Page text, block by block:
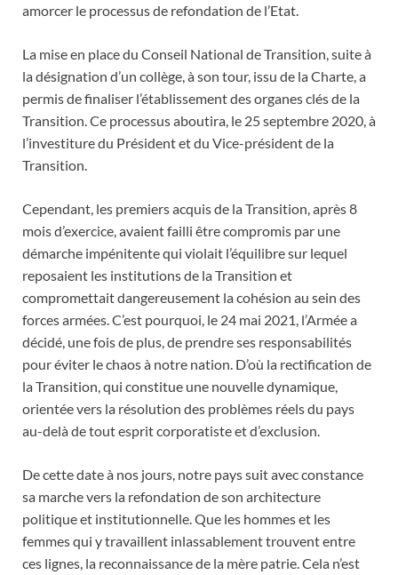
amorcer le processus de refondation de l’Etat.
La mise en place du Conseil National de Transition, suite à
la désignation d’un collège, à son tour, issu de la Charte, a
permis de finaliser l’établissement des organes clés de la
Transition. Ce processus aboutira, le 25 septembre 2020, à
l’investiture du Président et du Vice-président de la
Transition.
Cependant, les premiers acquis de la Transition, après 8
mois d’exercice, avaient failli être compromis par une
démarche impénitente qui violait l’équilibre sur lequel
reposaient les institutions de la Transition et
compromettait dangereusement la cohésion au sein des
forces armées. C’est pourquoi, le 24 mai 2021, l’Armée a
décidé, une fois de plus, de prendre ses responsabilités
pour éviter le chaos à notre nation. D’où la rectification de
la Transition, qui constitue une nouvelle dynamique,
orientée vers la résolution des problèmes réels du pays
au-delà de tout esprit corporatiste et d’exclusion.
De cette date à nos jours, notre pays suit avec constance
sa marche vers la refondation de son architecture
politique et institutionnelle. Que les hommes et les
femmes qui y travaillent inlassablement trouvent entre
ces lignes, la reconnaissance de la mère patrie. Cela n’est